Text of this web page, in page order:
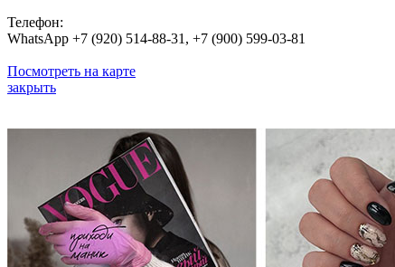
Телефон:
WhatsApp +7 (920) 514-88-31, +7 (900) 599-03-81
Посмотреть на карте
закрыть